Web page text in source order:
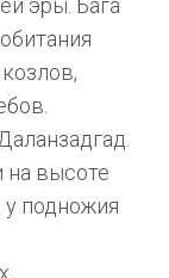
эры. Бага
на высоте
подножия